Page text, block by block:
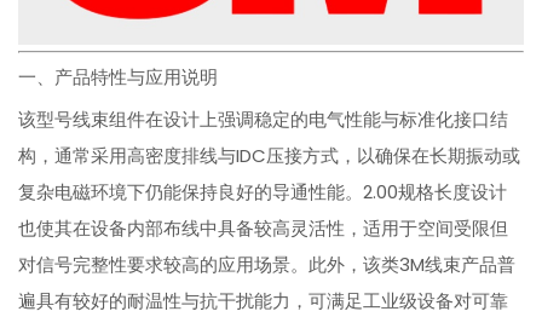
一、产品特性与应用说明
该型号线束组件在设计上强调稳定的电气性能与标准化接口结
构，通常采用高密度排线与IDC压接方式，以确保在长期振动或
复杂电磁环境下仍能保持良好的导通性能。2.00规格长度设计
也使其在设备内部布线中具备较高灵活性，适用于空间受限但
对信号完整性要求较高的应用场景。此外，该类3M线束产品普
遍具有较好的耐温性与抗干扰能力，可满足工业级设备对可靠